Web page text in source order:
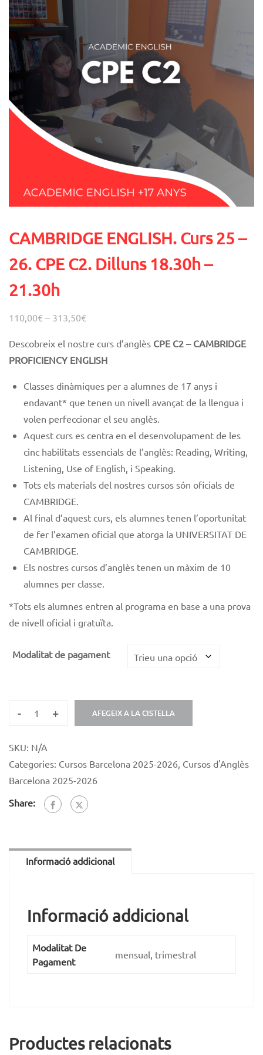
CAMBRIDGE ENGLISH. Curs 25 –
26. CPE C2. Dilluns 18.30h –
21.30h
110,00€ – 313,50€
Descobreix el nostre curs d’anglès CPE C2 – CAMBRIDGE
PROFICIENCY ENGLISH
Classes dinàmiques per a alumnes de 17 anys i
endavant* que tenen un nivell avançat de la llengua i
volen perfeccionar el seu anglès.
Aquest curs es centra en el desenvolupament de les
cinc habilitats essencials de l’anglès: Reading, Writing,
Listening, Use of English, i Speaking.
Tots els materials del nostres cursos són oficials de
CAMBRIDGE.
Al final d’aquest curs, els alumnes tenen l’oportunitat
de fer l’examen oficial que atorga la UNIVERSITAT DE
CAMBRIDGE.
Els nostres cursos d’anglès tenen un màxim de 10
alumnes per classe.
*Tots els alumnes entren al programa en base a una prova
de nivell oficial i gratuïta.
Modalitat de pagament
- + AFEGEIX A LA CISTELLA
SKU: N/A
Categories: Cursos Barcelona 2025-2026, Cursos d'Anglès
Barcelona 2025-2026
Share:
Informació addicional
Informació addicional
Modalitat De
Pagament
mensual, trimestral
Productes relacionats